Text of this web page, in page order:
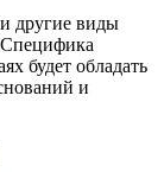
другие виды
Специфика
будет обладать
и